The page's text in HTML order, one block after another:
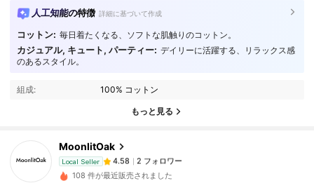
人工知能の特徴 詳細に基づいて作成
コットン: 毎日着たくなる、ソフトな肌触りのコットン。
カジュアル, キュート, パーティー: デイリーに活躍する、リラックス感
のあるスタイル。
組成: 100% コットン
もっと見る
MoonlitOak
Local Seller 4.58
2 フォロワー
v***w
4.58
2 フォロワー
108 件が最近販売されました